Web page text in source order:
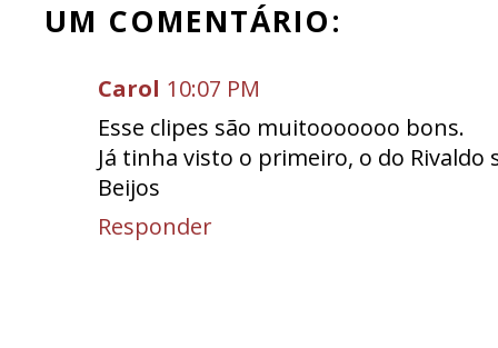
UM COMENTÁRIO:
Carol 10:07 PM
Esse clipes são muitooooooo bons.
Já tinha visto o primeiro, o do Rivaldo
Beijos
Responder